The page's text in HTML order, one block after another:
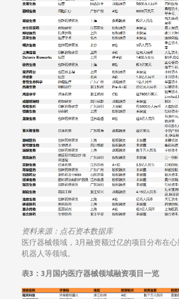
资料来源：点石资本数据库
医疗器械领域，3月融资额过亿的项目分布在
机器人等领域。
表3：3月国内医疗器械领域融资项目一览